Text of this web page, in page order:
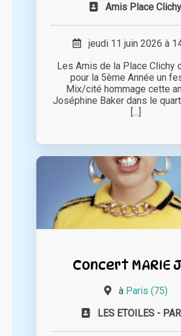
Amis Place Clichy
jeudi 11 juin 2026 à
Les Amis de la Place Clichy
pour la 5ème Année un
Mix/cité hommage cette
Joséphine Baker dans le
[...]
Concert MARIE
à Paris (75)
LES ETOILES -